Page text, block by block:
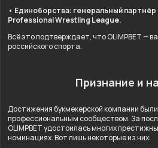
• Единоборства: генеральный партнёр
Professional Wrestling League.
Всё это подтверждает, что OLIMPBET —
российского спорта.
Признание и
Достижения букмекерской компании
профессиональным сообществом. За
OLIMPBET удостоилась многих
номинациях. Вот лишь некоторые из них: